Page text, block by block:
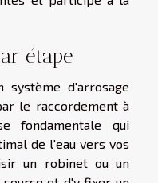
étape
système d'arrosage
le raccordement à
fondamentale qui
de l'eau vers vos
un robinet ou un